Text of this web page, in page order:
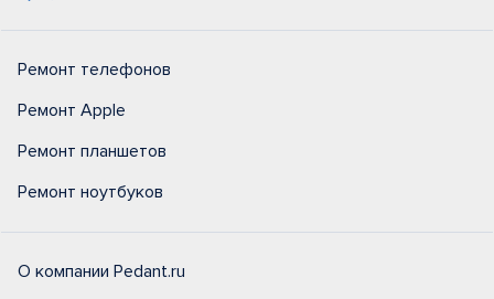
Ремонт телефонов
Ремонт Apple
Ремонт планшетов
Ремонт ноутбуков
О компании Pedant.ru